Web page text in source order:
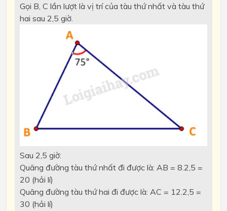
Gọi B, C lần lượt là vị trí của tàu thứ nhất và tàu thứ
hai sau 2,5 giờ.
Sau 2,5 giờ:
Quãng đường tàu thứ nhất đi được là: AB = 8.2,5 =
20 (hải lí)
Quãng đường tàu thứ hai đi được là: AC = 12.2,5 =
30 (hải lí)